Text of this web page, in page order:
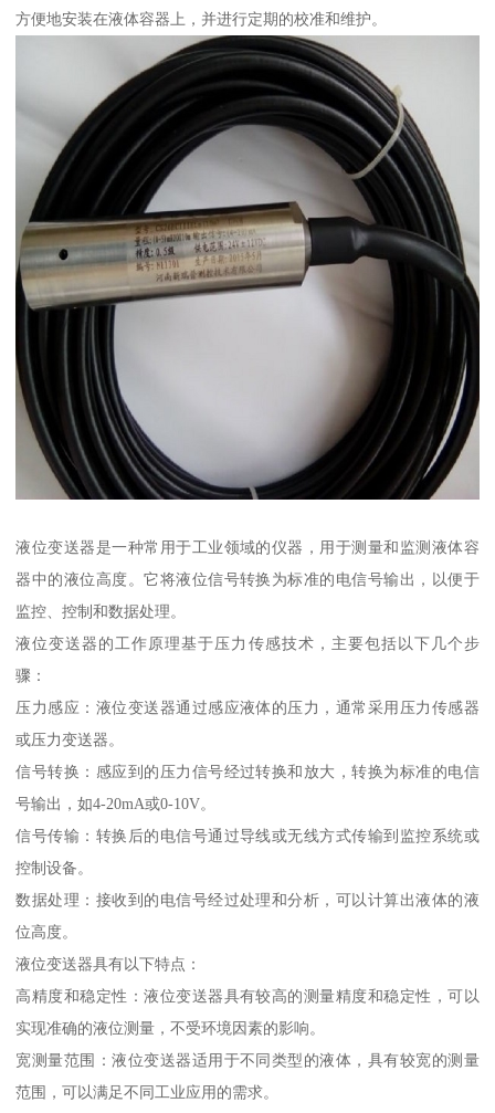
方便地安装在液体容器上，并进行定期的校准和维护。
液位变送器是一种常用于工业领域的仪器，用于测量和监测液体容
器中的液位高度。它将液位信号转换为标准的电信号输出，以便于
监控、控制和数据处理。
液位变送器的工作原理基于压力传感技术，主要包括以下几个步
骤：
压力感应：液位变送器通过感应液体的压力，通常采用压力传感器
或压力变送器。
信号转换：感应到的压力信号经过转换和放大，转换为标准的电信
号输出，如4-20mA或0-10V。
信号传输：转换后的电信号通过导线或无线方式传输到监控系统或
控制设备。
数据处理：接收到的电信号经过处理和分析，可以计算出液体的液
位高度。
液位变送器具有以下特点：
高精度和稳定性：液位变送器具有较高的测量精度和稳定性，可以
实现准确的液位测量，不受环境因素的影响。
宽测量范围：液位变送器适用于不同类型的液体，具有较宽的测量
范围，可以满足不同工业应用的需求。